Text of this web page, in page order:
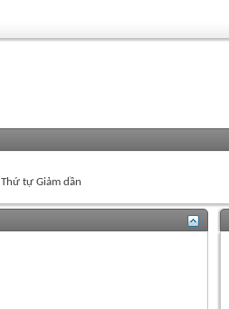
Thứ tự Giảm dần